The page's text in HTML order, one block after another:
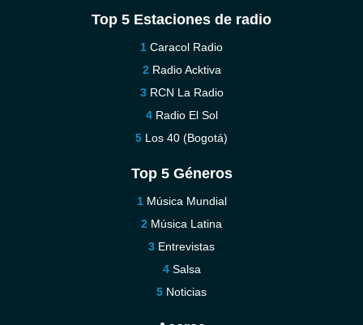
Top 5 Estaciones de radio
Caracol Radio
Radio Acktiva
RCN La Radio
Radio El Sol
Los 40 (Bogotá)
Top 5 Géneros
Música Mundial
Música Latina
Entrevistas
Salsa
Noticias